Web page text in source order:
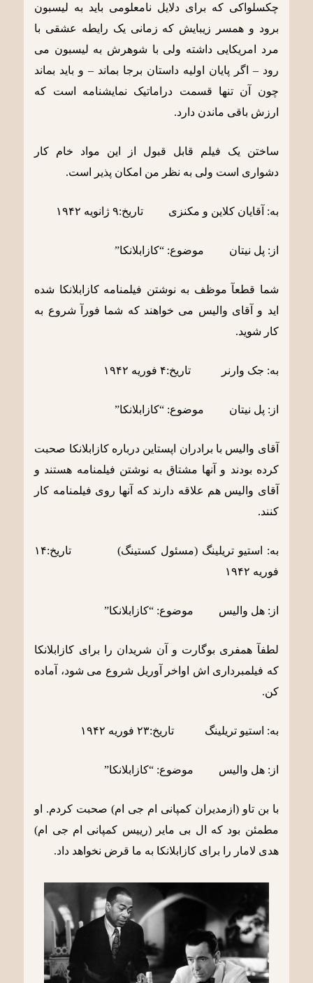
چکسلواکی که برای دلایل نامعلومی باید به لیسبون
برود و همسر زیبایش که زمانی یک رایطه عشقی با
مرد امریکایی داشته ولی با شوهرش به لیسبون می
رود – اگر پایان اولیه داستان برجا بماند – و باید بماند
چون آن تنها قسمت دراماتیک نمایشنامه است که
ارزش باقی ماندن دارد.
ساختن یک فیلم قابل قبول از این مواد خام کار
دشواری است ولی به نظر من امکان پذیر است.
به: آقایان کلاین و مکنزی تاریخ:٩ ژانویه ١٩۴٢
از: پل نیتان موضوع: “کازابلانکا”
شما قطعآ موظف به نوشتن فیلمنامه کازابلانکا شده
اید و آقای والیس می خواهند که شما فورآ شروع به
کار شوید.
به: جک وارنر تاریخ:۴ فوریه ١٩۴٢
از: پل نیتان موضوع: “کازابلانکا”
آقای والیس با برادران اپستاین درباره کازابلانکا صحبت
کرده بودند و آنها مشتاق به نوشتن فیلمنامه هستند و
آقای والیس هم علاقه دارند که آنها روی فیلمنامه کار
کنند.
به: استیو تریلینگ (مسئول کستینگ) تاریخ:١۴
فوریه ١٩۴٢
از: هل والیس موضوع: “کازابلانکا”
لطفآ همفری بوگارت و آن شریدان را برای کازابلانکا
که فیلمبرداری اش اواخر آوریل شروع می شود، آماده
کن.
به: استیو تریلینگ تاریخ:٢٣ فوریه ١٩۴٢
از: هل والیس موضوع: “کازابلانکا”
با بن تاو (ازمدیران کمپانی ام جی ام) صحبت کردم. او
مطمئن بود که ال بی مایر (رییس کمپانی ام جی ام)
هدی لامار را برای کازابلانکا به ما قرض نخواهد داد.